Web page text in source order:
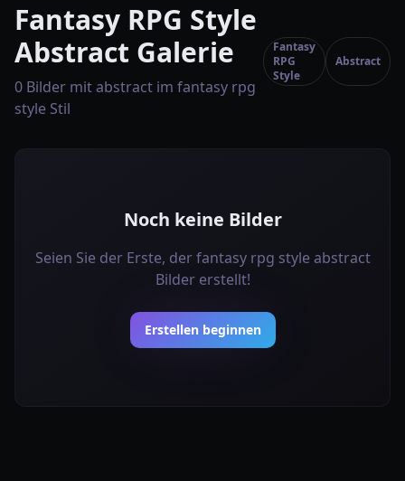
Fantasy RPG Style
Abstract Galerie
0 Bilder mit abstract im fantasy rpg
style Stil
Fantasy
RPG
Style
Abstract
Noch keine Bilder
Seien Sie der Erste, der fantasy rpg style abstract
Bilder erstellt!
Erstellen beginnen